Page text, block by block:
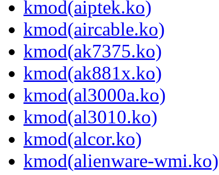
kmod(aiptek.ko)
kmod(aircable.ko)
kmod(ak7375.ko)
kmod(ak881x.ko)
kmod(al3000a.ko)
kmod(al3010.ko)
kmod(alcor.ko)
kmod(alienware-wmi.ko)